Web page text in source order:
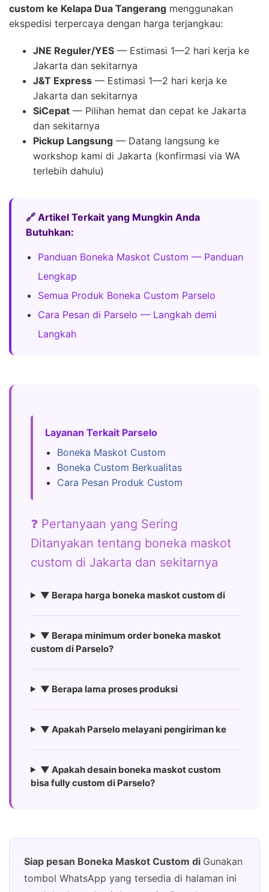
custom ke Kelapa Dua Tangerang menggunakan
ekspedisi terpercaya dengan harga terjangkau:
JNE Reguler/YES — Estimasi 1—2 hari kerja ke
Jakarta dan sekitarnya
J&T Express — Estimasi 1—2 hari kerja ke
Jakarta dan sekitarnya
SiCepat — Pilihan hemat dan cepat ke Jakarta
dan sekitarnya
Pickup Langsung — Datang langsung ke
workshop kami di Jakarta (konfirmasi via WA
terlebih dahulu)
🔗 Artikel Terkait yang Mungkin Anda
Butuhkan:
Panduan Boneka Maskot Custom — Panduan
Lengkap
Semua Produk Boneka Custom Parselo
Cara Pesan di Parselo — Langkah demi
Langkah
Layanan Terkait Parselo
Boneka Maskot Custom
Boneka Custom Berkualitas
Cara Pesan Produk Custom
❓ Pertanyaan yang Sering
Ditanyakan tentang boneka maskot
custom di Jakarta dan sekitarnya
▼ Berapa harga boneka maskot custom di
▼ Berapa minimum order boneka maskot
custom di Parselo?
▼ Berapa lama proses produksi
▼ Apakah Parselo melayani pengiriman ke
▼ Apakah desain boneka maskot custom
bisa fully custom di Parselo?
Siap pesan Boneka Maskot Custom di Gunakan
tombol WhatsApp yang tersedia di halaman ini